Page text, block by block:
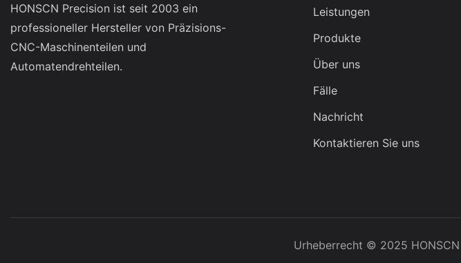
HONSCN Precision ist seit 2003 ein
professioneller Hersteller von Präzisions-
CNC-Maschinenteilen und
Automatendrehteilen.
Leistungen
Produkte
Über uns
Fälle
Nachricht
Kontaktieren Sie uns
Urheberrecht © 2025 HONSCN |